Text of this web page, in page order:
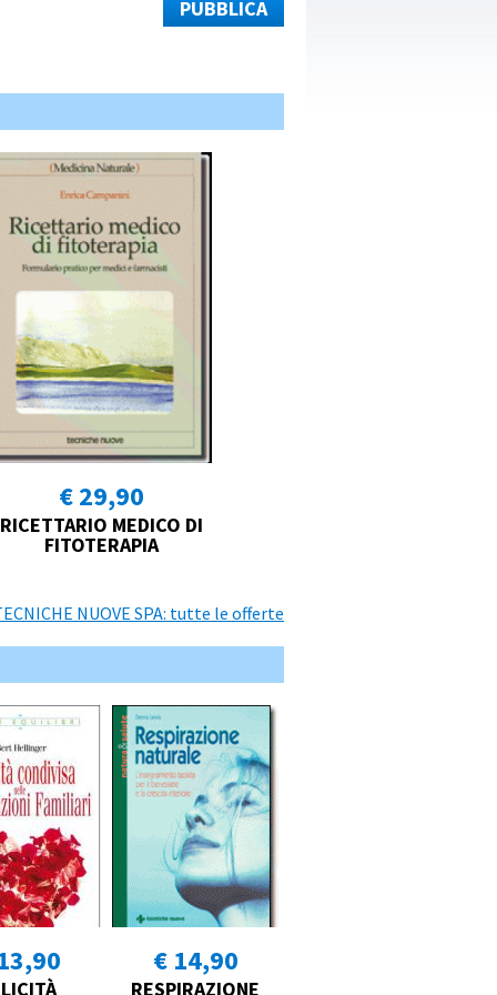
PUBBLICA
€ 29,90
RICETTARIO MEDICO DI
FITOTERAPIA
NUOVE SPA: tutte le offerte
€ 14,90
RESPIRAZIONE